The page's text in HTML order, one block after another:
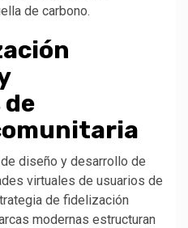
de carbono.
diseño y desarrollo de
virtuales de usuarios de
de fidelización
modernas estructuran